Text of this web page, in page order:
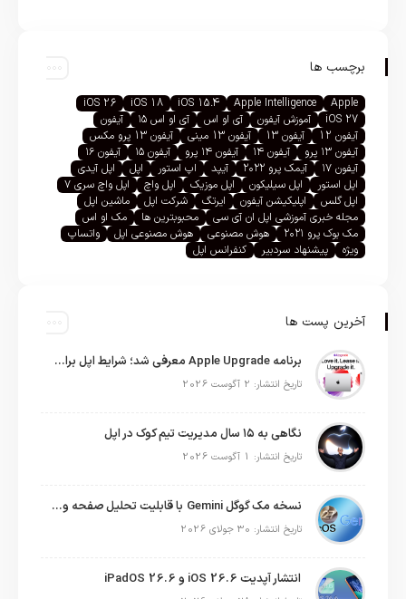
برچسب ها
Apple
Apple Intelligence
iOS 15.4
iOS 18
iOS 26
iOS 27
آموزش آیفون آی او اس آی او اس ۱۵
آیفون
آیفون 12
آیفون 13 آیفون 13 مینی
آیفون 13 پرو مکس
آیفون ۱۳ پرو
آیفون ۱۴ آیفون ۱۴ پرو آیفون ۱۵
آیفون ۱۶
آیفون ۱۷
آیمک پرو ۲۰۲۲ آیپد اپ استور اپل
اپل آیدی
اپل استور
اپل سیلیکون اپل موزیک اپل واچ
اپل واچ سری ۷
اپل گلس
اپلیکیشن آیفون ایرتگ شرکت اپل
ماشین اپل
مجله خبری آموزشی اپل ان آی سی
محبوبترین ها
مک او اس
مک بوک پرو ۲۰۲۱
هوش مصنوعی هوش مصنوعی اپل
واتساپ
ویژه
پیشنهاد سردبیر کنفرانس اپل
آخرین پست ها
برنامه Apple Upgrade معرفی شد؛ شرایط اپل برای اجاره آیفون، آیپد، مک و اپل واچ
تاریخ انتشار: 2 آگوست 2026
نگاهی به ۱۵ سال مدیریت تیم کوک در اپل
تاریخ انتشار: 1 آگوست 2026
نسخه مک گوگل Gemini با قابلیت تحلیل صفحه و دستورات صوتی در به‌روزرسانی جدید
تاریخ انتشار: 30 جولای 2026
انتشار آپدیت iOS 26.6 و iPadOS 26.6